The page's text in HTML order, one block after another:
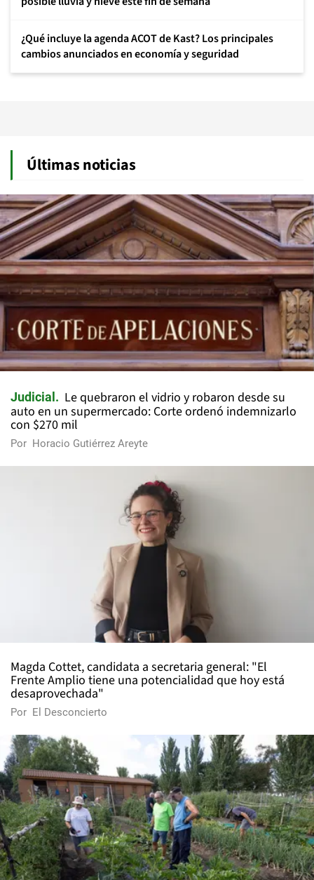
¿Qué incluye la agenda ACOT de Kast? Los principales
cambios anunciados en economía y seguridad
Últimas noticias
Judicial
Le quebraron el vidrio y robaron desde su
auto en un supermercado: Corte ordenó indemnizarlo
con $270 mil
Por Horacio Gutiérrez Areyte
Magda Cottet, candidata a secretaria general: "El
Frente Amplio tiene una potencialidad que hoy está
desaprovechada"
Por El Desconcierto